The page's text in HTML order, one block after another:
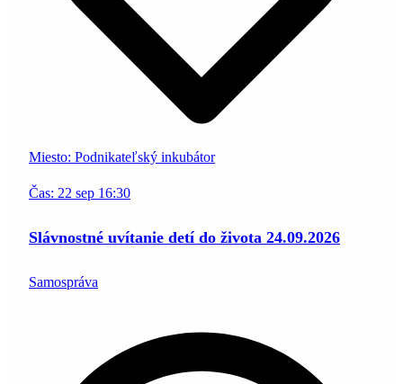
Miesto: Podnikateľský inkubátor
Čas: 22 sep 16:30
Slávnostné uvítanie detí do života 24.09.2026
Samospráva